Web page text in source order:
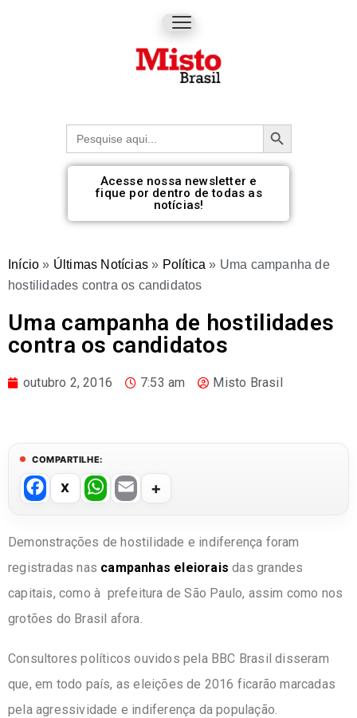
Procurar: Botão de pesquisa
Acesse nossa newsletter e
fique por dentro de todas as
notícias!
Início » Últimas Notícias » Política » Uma campanha de
hostilidades contra os candidatos
Uma campanha de hostilidades
contra os candidatos
outubro 2, 2016 7:53 am Misto Brasil
COMPARTILHE:
F
a
c
e
b
o
k
W
h
at
s
A
p
E
ail
Demonstrações de hostilidade e indiferença foram
registradas nas campanhas eleiorais das grandes
capitais, como à prefeitura de São Paulo, assim como nos
grotões do Brasil afora.
Consultores políticos ouvidos pela BBC Brasil disseram
que, em todo país, as eleições de 2016 ficarão marcadas
pela agressividade e indiferença da população.